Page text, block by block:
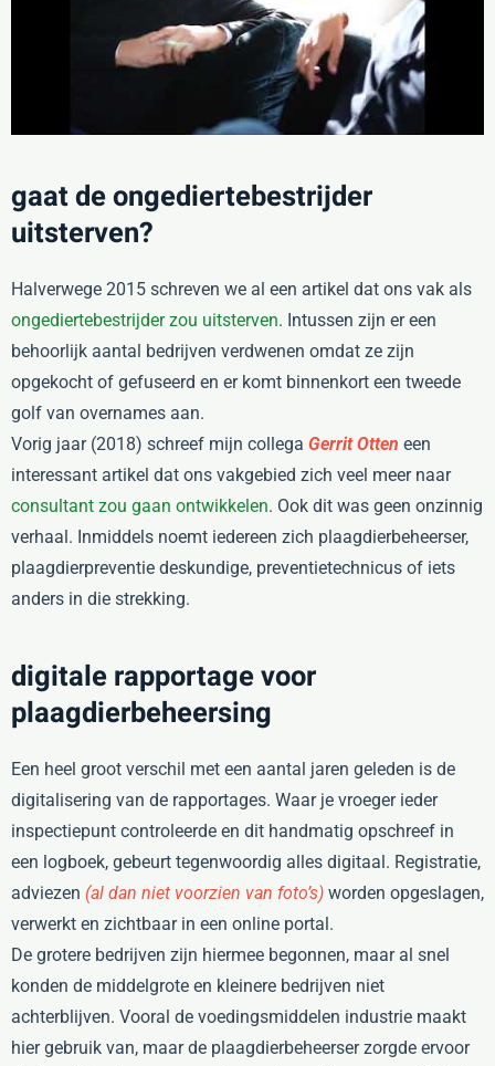
gaat de ongediertebestrijder
uitsterven?
Halverwege 2015 schreven we al een artikel dat ons vak als
ongediertebestrijder zou uitsterven. Intussen zijn er een
behoorlijk aantal bedrijven verdwenen omdat ze zijn
opgekocht of gefuseerd en er komt binnenkort een tweede
golf van overnames aan.
Vorig jaar (2018) schreef mijn collega Gerrit Otten een
interessant artikel dat ons vakgebied zich veel meer naar
consultant zou gaan ontwikkelen. Ook dit was geen onzinnig
verhaal. Inmiddels noemt iedereen zich plaagdierbeheerser,
plaagdierpreventie deskundige, preventietechnicus of iets
anders in die strekking.
digitale rapportage voor
plaagdierbeheersing
Een heel groot verschil met een aantal jaren geleden is de
digitalisering van de rapportages. Waar je vroeger ieder
inspectiepunt controleerde en dit handmatig opschreef in
een logboek, gebeurt tegenwoordig alles digitaal. Registratie,
adviezen (al dan niet voorzien van foto’s) worden opgeslagen,
verwerkt en zichtbaar in een online portal.
De grotere bedrijven zijn hiermee begonnen, maar al snel
konden de middelgrote en kleinere bedrijven niet
achterblijven. Vooral de voedingsmiddelen industrie maakt
hier gebruik van, maar de plaagdierbeheerser zorgde ervoor